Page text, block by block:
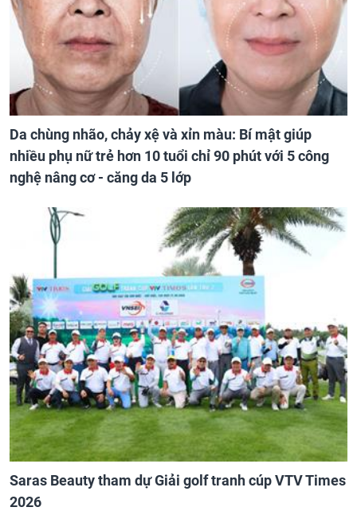
Da chùng nhão, chảy xệ và xỉn màu: Bí mật giúp
nhiều phụ nữ trẻ hơn 10 tuổi chỉ 90 phút với 5 công
nghệ nâng cơ - căng da 5 lớp
Saras Beauty tham dự Giải golf tranh cúp VTV Times
2026